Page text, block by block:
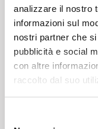
analizzare il nostro
informazioni sul
nostri partner che
pubblicità e social
con altre
raccolto dal suo
del